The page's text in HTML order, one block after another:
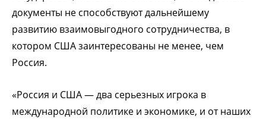
документы не способствуют дальнейшему
развитию взаимовыгодного сотрудничества, в
котором США заинтересованы не менее, чем
Россия.
«Россия и США — два серьезных игрока в
международной политике и экономике, и от наших